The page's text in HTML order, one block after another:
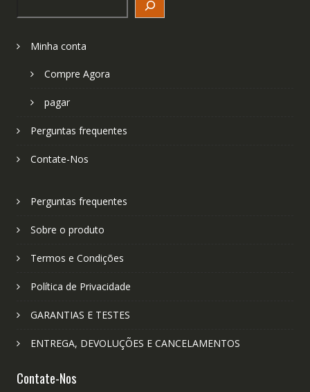
Minha conta
Compre Agora
pagar
Perguntas frequentes
Contate-Nos
Perguntas frequentes
Sobre o produto
Termos e Condições
Política de Privacidade
GARANTIAS E TESTES
ENTREGA, DEVOLUÇÕES E CANCELAMENTOS
Contate-Nos